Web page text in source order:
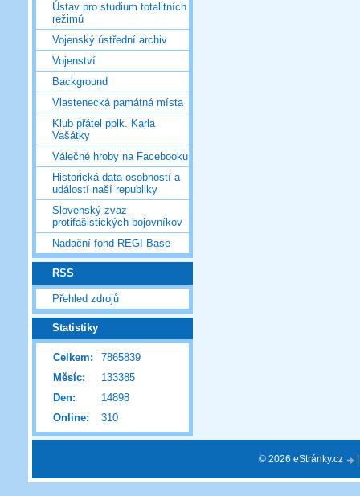
Ústav pro studium totalitních
režimů
Vojenský ústřední archiv
Vojenství
Background
Vlastenecká památná místa
Klub přátel pplk. Karla
Vašátky
Válečné hroby na Facebooku
Historická data osobností a
událostí naší republiky
Slovenský zväz
protifašistických bojovníkov
Nadační fond REGI Base
RSS
Přehled zdrojů
Statistiky
Online: 310
Celkem:
7865839
Měsíc:
133385
Den:
14898
© 2026 eStránky.cz